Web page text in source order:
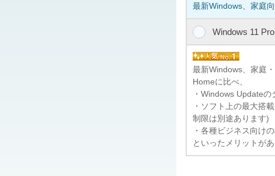
最新Windows、家庭向
Windows 11
最新Windows、家庭
Homeに比べ、
・Windows Update
・ソフト上の最大搭
制限は別途あります)
・各種ビジネス向け
といったメリットがあ